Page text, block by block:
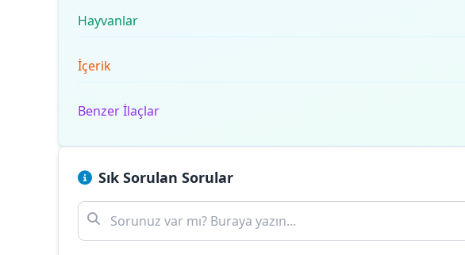
Hayvanlar
İçerik
Benzer İlaçlar
Sık Sorulan Sorular